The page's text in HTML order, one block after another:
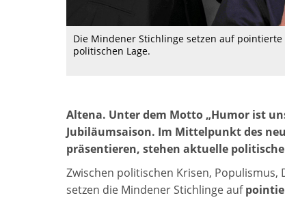
Die Mindener Stichlinge setzen auf
politischen Lage.
Altena. Unter dem Motto „Humor ist
Jubiläumsaison. Im Mittelpunkt des
präsentieren, stehen aktuelle
Zwischen politischen Krisen,
setzen die Mindener Stichlinge auf